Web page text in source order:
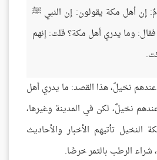
إن أهل مكة يقولون: إن النبي ﷺ
وما يدري أهل مكة؟ قلت: إنهم
نخيلٌ، هذا القصد: ما يدري أهل
نخيلٌ، لكن في المدينة وغيرها،
تأتيهم الأخبار والأحاديث
شراء الرطب بالتمر خرصًا.